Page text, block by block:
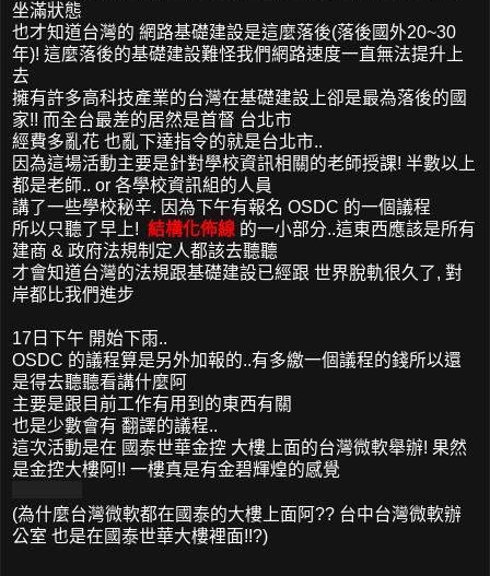
坐滿狀態
也才知道台灣的 網路基礎建設是這麼落後(落後國外20~30
年)! 這麼落後的基礎建設難怪我們網路速度一直無法提升上
去
擁有許多高科技產業的台灣在基礎建設上卻是最為落後的國
家!! 而全台最差的居然是首督 台北市
經費多亂花 也亂下達指令的就是台北市..
因為這場活動主要是針對學校資訊相關的老師授課! 半數以上
都是老師.. or 各學校資訊組的人員
講了一些學校秘辛. 因為下午有報名 OSDC 的一個議程
所以只聽了早上! 結構化佈線 的一小部分..這東西應該是所有
建商 & 政府法規制定人都該去聽聽
才會知道台灣的法規跟基礎建設已經跟 世界脫軌很久了, 對
岸都比我們進步
17日下午 開始下雨..
OSDC 的議程算是另外加報的..有多繳一個議程的錢所以還
是得去聽聽看講什麼阿
主要是跟目前工作有用到的東西有關
也是少數會有 翻譯的議程..
這次活動是在 國泰世華金控 大樓上面的台灣微軟舉辦! 果然
是金控大樓阿!! 一樓真是有金碧輝煌的感覺
(為什麼台灣微軟都在國泰的大樓上面阿?? 台中台灣微軟辦
公室 也是在國泰世華大樓裡面!!?)